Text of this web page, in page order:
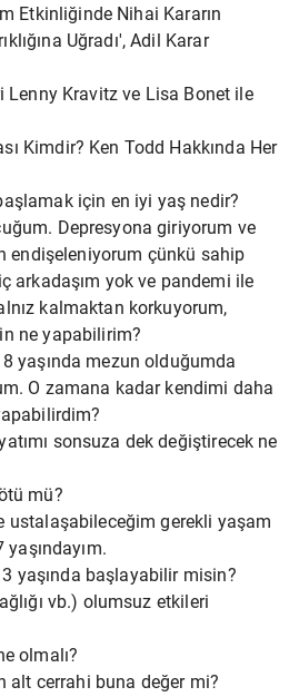
Etkinliğinde Nihai Kararın
Uğradı', Adil Karar
Lenny Kravitz ve Lisa Bonet ile
Kimdir? Ken Todd Hakkında Her
için en iyi yaş nedir?
Depresyona giriyorum ve
endişeleniyorum çünkü sahip
arkadaşım yok ve pandemi ile
kalmaktan korkuyorum,
ne yapabilirim?
yaşında mezun olduğumda
O zamana kadar kendimi daha
sonsuza dek değiştirecek ne
mü?
ustalaşabileceğim gerekli yaşam
yaşında başlayabilir misin?
vb.) olumsuz etkileri
olmalı?
alt cerrahi buna değer mi?